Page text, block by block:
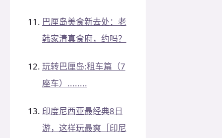
巴厘岛美食新去处：老
韩家清真食府，约吗？
玩转巴厘岛:租车篇（7
座车）........
印度尼西亚最经典8日
游，这样玩最爽［印尼